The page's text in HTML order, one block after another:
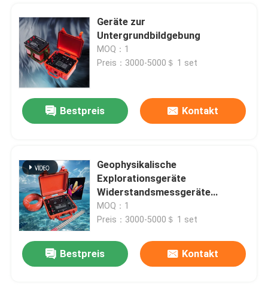
Geräte zur
Untergrundbildgebung
MOQ：1
Preis：3000-5000＄ 1 set
Bestpreis Kontakt
Geophysikalische
Explorationsgeräte
Widerstandsmessgeräte
Zubehör IP-
Widerstandsintegriertes System
MOQ：1
Preis：3000-5000＄ 1 set
Bestpreis Kontakt